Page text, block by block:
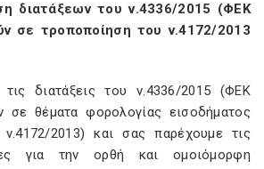
διατάξεων του ν.4336/2015 (ΦΕΚ
σε τροποποίηση του ν.4172/2013
τις διατάξεις του ν.4336/2015 (ΦΕΚ
σε θέματα φορολογίας εισοδήματος
2013) και σας παρέχουμε τις
για την ορθή και ομοιόμορφη